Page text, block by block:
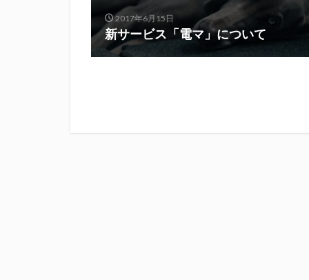
2017年6月15日
新サービス「電マ」について